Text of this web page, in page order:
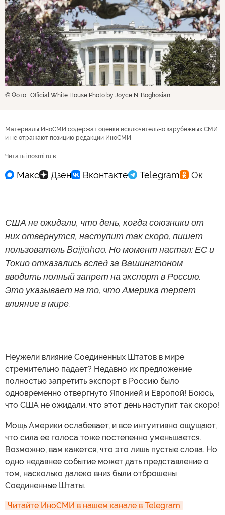
© Фото : Official White House Photo by Joyce N. Boghosian
Материалы ИноСМИ содержат оценки исключительно зарубежных СМИ
и не отражают позицию редакции ИноСМИ
Читать inosmi.ru в
США не ожидали, что день, когда союзники от
них отвернутся, наступит так скоро, пишет
пользователь Baijiahao. Но момент настал: ЕС и
Токио отказались вслед за Вашингтоном
вводить полный запрет на экспорт в Россию.
Это указывает на то, что Америка теряет
влияние в мире.
Неужели влияние Соединенных Штатов в мире
стремительно падает? Недавно их предложение
полностью запретить экспорт в Россию было
одновременно отвергнуто Японией и Европой! Боюсь,
что США не ожидали, что этот день наступит так скоро!
Мощь Америки ослабевает, и все интуитивно ощущают,
что сила ее голоса тоже постепенно уменьшается.
Возможно, вам кажется, что это лишь пустые слова. Но
одно недавнее событие может дать представление о
том, насколько далеко вниз были отброшены
Соединенные Штаты.
Читайте ИноСМИ в нашем канале в Telegram